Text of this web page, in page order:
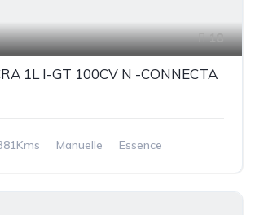
18
1L I-GT 100CV N -CONNECTA
Manuelle
Essence